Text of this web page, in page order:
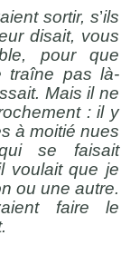
sortir, s’ils
disait, vous
pour que
traîne pas là-
Mais il ne
: il y
à moitié nues
se faisait
voulait que je
ou une autre.
faire le